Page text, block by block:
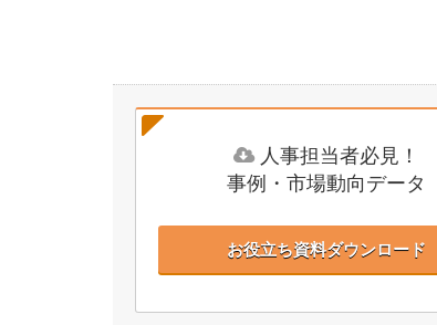
人事担当者必見！
事例・市場動向データ
お役立ち資料ダウンロード